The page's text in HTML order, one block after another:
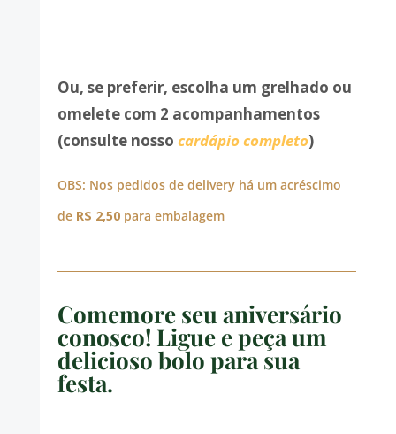
Ou, se preferir, escolha um grelhado ou
omelete com 2 acompanhamentos
(consulte nosso cardápio completo)
OBS: Nos pedidos de delivery há um acréscimo
de R$ 2,50para embalagem
Comemore seu aniversário
conosco! Ligue e peça um
delicioso bolo para sua
festa.